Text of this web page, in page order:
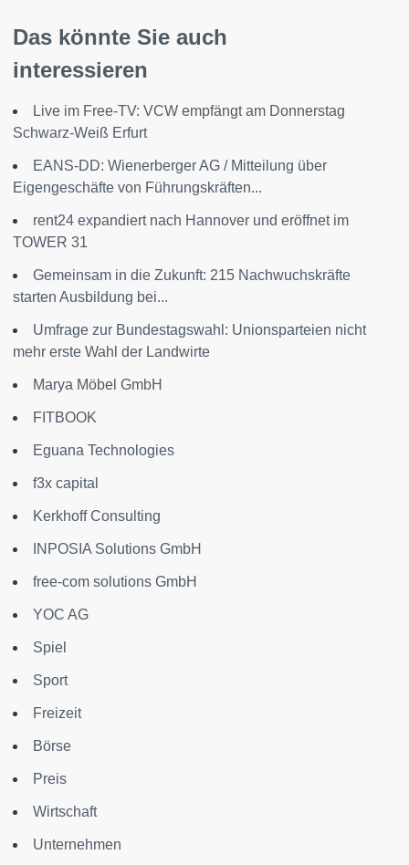
Das könnte Sie auch
interessieren
Live im Free-TV: VCW empfängt am Donnerstag
Schwarz-Weiß Erfurt
EANS-DD: Wienerberger AG / Mitteilung über
Eigengeschäfte von Führungskräften...
rent24 expandiert nach Hannover und eröffnet im
TOWER 31
Gemeinsam in die Zukunft: 215 Nachwuchskräfte
starten Ausbildung bei...
Umfrage zur Bundestagswahl: Unionsparteien nicht
mehr erste Wahl der Landwirte
Marya Möbel GmbH
FITBOOK
Eguana Technologies
f3x capital
Kerkhoff Consulting
INPOSIA Solutions GmbH
free-com solutions GmbH
YOC AG
Spiel
Sport
Freizeit
Börse
Preis
Wirtschaft
Unternehmen